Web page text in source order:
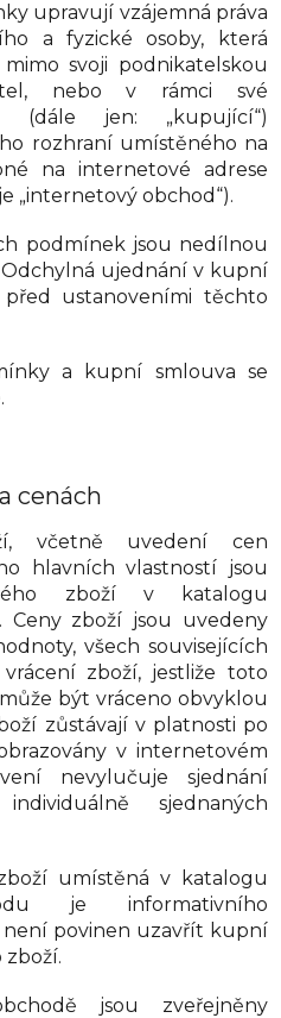
upravují vzájemná práva
a fyzické osoby, která
svoji podnikatelskou
nebo v rámci své
(dále jen: „kupující“)
rozhraní umístěného na
na internetové adrese
„internetový obchod“).
podmínek jsou nedílnou
ujednání v kupní
ustanoveními těchto
a kupní smlouva se
cenách
včetně uvedení cen
hlavních vlastností jsou
zboží v katalogu
Ceny zboží jsou uvedeny
všech souvisejících
zboží, jestliže toto
být vráceno obvyklou
zůstávají v platnosti po
v internetovém
nevylučuje sjednání
sjednaných
umístěná v katalogu
je informativního
povinen uzavřít kupní
jsou zveřejněny